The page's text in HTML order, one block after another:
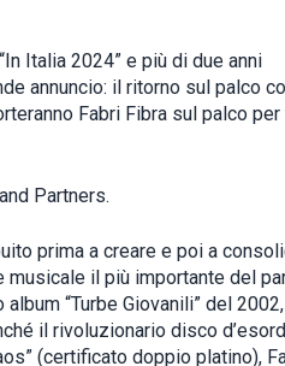
Italia 2024” e più di due anni
annuncio: il ritorno sul palco
Fabri Fibra sul palco per
Partners.
prima a creare e poi a
il più importante del
“Turbe Giovanili” del 2002,
il rivoluzionario disco
(certificato doppio platino),